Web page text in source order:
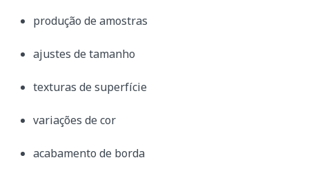
produção de amostras
ajustes de tamanho
texturas de superfície
variações de cor
acabamento de borda